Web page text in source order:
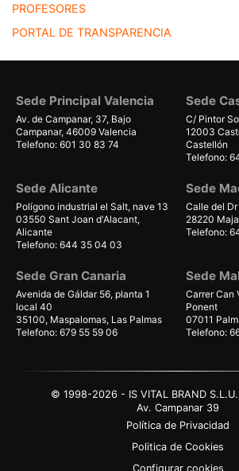
PROFESORES
PORTAL DE TRANSPARENCIA
Sede Principal Valencia
Av. de Campanar, 37, Bajo
Campanar, 46009 Valencia
Telefono: 601 30 83 74
Sede
C/ Pintor
12003
Castellón
Telefono:
Sede Alicante
Polígono industrial el Salt, nave 13
03550 Sant Joan d'Alacant,
Alicante
Telefono: 644 35 04 03
Sede
Calle del
28220
Telefono:
Sede Gran Canaria
Avenida de Gáldar 56, planta 1
local 40
35100, Maspalomas, Las Palmas
Telefono: 679 55 59 06
Sede
Carrer Can
Ponent
07011
Telefono:
© 1998-2026 - IS VITAL BRAND
Av. Campanar 39
Política de Privacidad
Politica de Cookies
Configurar cookies